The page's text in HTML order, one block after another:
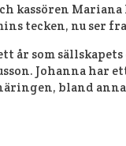
kassören
tecken, nu ser
år som
Johanna
bland